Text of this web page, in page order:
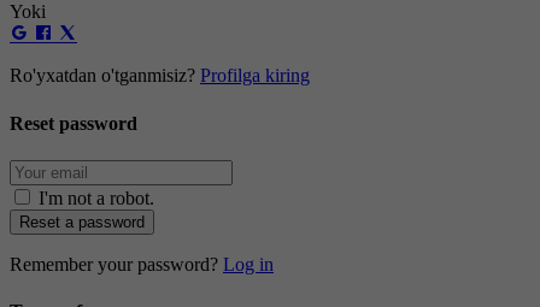
Yoki
Ro'yxatdan o'tganmisiz? Profilga kiring
Reset password
I'm not a robot.
Reset a password
Remember your password? Log in